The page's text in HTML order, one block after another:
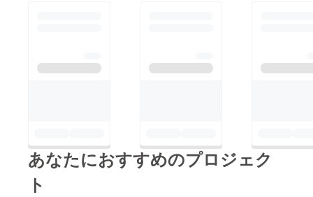
あなたにおすすめのプロジェク
ト